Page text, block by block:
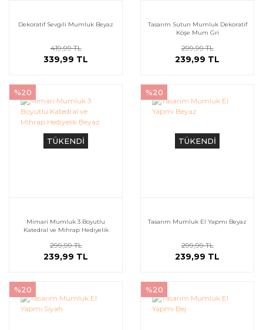
Dekoratif Sevgili Mumluk Beyaz
419,99 TL
339,99 TL
Tasarım Sutun Mumluk Dekoratif
Köşe Mum Gri
299,99 TL
239,99 TL
TÜKENDİ
%20
Mimari Mumluk 3 Boyutlu
Katedral ve Mihrap Hediyelik
299,99 TL
239,99 TL
TÜKENDİ
%20
Tasarım Mumluk El Yapmı Beyaz
299,99 TL
239,99 TL
%20 %20